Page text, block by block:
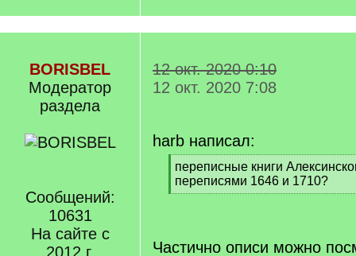
BORISBEL
Модератор
раздела
Сообщений:
10631
На сайте с
2012 г.
12 окт. 2020 0:10
12 окт. 2020 7:08
harb написал:
[
q
]
переписные книги
переписями 1646 и 1710?
[
Частично описи можно